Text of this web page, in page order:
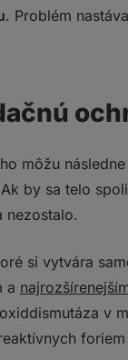
. Problém
môžu
by sa telo
nezostalo.
si vytvára
a
v